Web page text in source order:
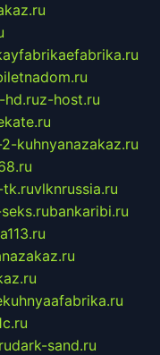
hd.ruz-host.ru
kuhnyanazakaz.ru
tk.ruvlknrussia.ru
bankaribi.ru
dark-sand.ru